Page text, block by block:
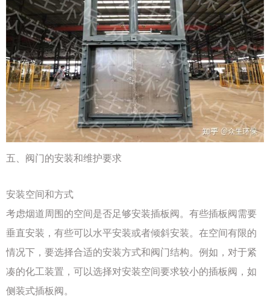
五、阀门的安装和维护要求
安装空间和方式
考虑烟道周围的空间是否足够安装插板阀。有些插板阀需要
垂直安装，有些可以水平安装或者倾斜安装。在空间有限的
情况下，要选择合适的安装方式和阀门结构。例如，对于紧
凑的化工装置，可以选择对安装空间要求较小的插板阀，如
侧装式插板阀。